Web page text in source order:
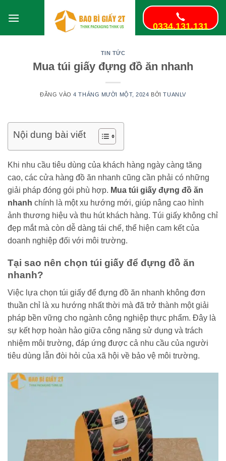
qua
0334.131.131
TIN TỨC
Mua túi giấy đựng đồ ăn nhanh
ĐĂNG VÀO4 THÁNG MƯỜI MỘT, 2024 BỞITUANLV
Nội dung bài viết
Khi nhu cầu tiêu dùng của khách hàng ngày càng tăng
cao, các cửa hàng đồ ăn nhanh cũng cần phải có những
giải pháp đóng gói phù hợp. Mua túi giấy đựng đồ ăn
nhanh chính là một xu hướng mới, giúp nâng cao hình
ảnh thương hiệu và thu hút khách hàng. Túi giấy không chỉ
đẹp mắt mà còn dễ dàng tái chế, thể hiện cam kết của
doanh nghiệp đối với môi trường.
Tại sao nên chọn túi giấy để đựng đồ ăn
nhanh?
Việc lựa chọn túi giấy để đựng đồ ăn nhanh không đơn
thuần chỉ là xu hướng nhất thời mà đã trở thành một giải
pháp bền vững cho ngành công nghiệp thực phẩm. Đây là
sự kết hợp hoàn hảo giữa công năng sử dụng và trách
nhiệm môi trường, đáp ứng được cả nhu cầu của người
tiêu dùng lẫn đòi hỏi của xã hội về bảo vệ môi trường.